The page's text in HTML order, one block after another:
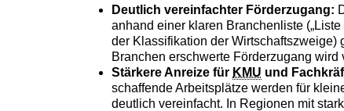
Deutlich vereinfachter Förderzugang:
anhand einer klaren Branchenliste
der Klassifikation der Wirtschaftszweige)
Branchen erschwerte Förderzugang wird
Stärkere Anreize für KMU und
schaffende Arbeitsplätze werden für
deutlich vereinfacht. In Regionen mit